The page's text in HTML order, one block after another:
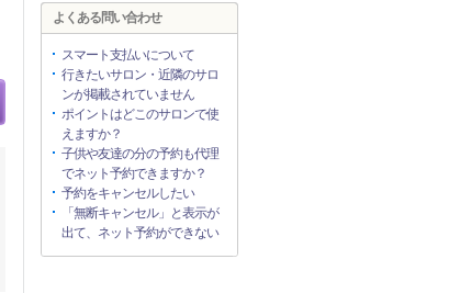
よくある問い合わせ
スマート支払いについて
行きたいサロン・近隣のサロ
ンが掲載されていません
ポイントはどこのサロンで使
えますか？
子供や友達の分の予約も代理
でネット予約できますか？
予約をキャンセルしたい
「無断キャンセル」と表示が
出て、ネット予約ができない